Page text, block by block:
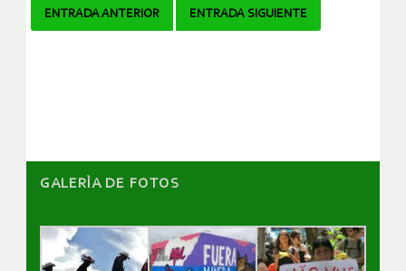
Navegador
ENTRADA ANTERIOR ENTRADA SIGUIENTE
GALERÌA DE FOTOS